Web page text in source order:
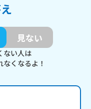
見ない
ない人は
なくなるよ！